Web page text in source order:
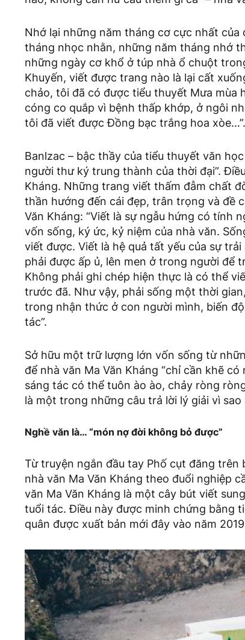
Nhớ lại những năm tháng cơ cực nhất
tháng nhọc nhằn, những năm tháng nhớ
những ngày cơ khổ ở túp nhà ổ chuột
Khuyến, viết được trang nào là lại cất
chảo, tôi đã có được tiểu thuyết Mưa mùa
cóng co quắp vì bệnh thấp khớp, ở ngôi
tôi đã viết được Đồng bạc trắng hoa xòe…”.
Banlzac – bậc thầy của tiểu thuyết văn
người thư ký trung thành của thời đại”.
Kháng. Những trang viết thấm đẫm chất
thần hướng đến cái đẹp, trân trọng và đề
Văn Kháng: “Viết là sự ngẫu hứng có tính
vốn sống, ký ức, kỷ niệm của nhà văn.
viết được. Viết là hệ quả tất yếu của sự
phải được ấp ủ, lên men ở trong người để
Không phải ghi chép hiện thực là có thể
trước đã. Như vậy, phải sống một thời
trong nhận thức ở con người mình, biến
tác”.
Sở hữu một trữ lượng lớn vốn sống từ
để nhà văn Ma Văn Kháng “chỉ cần khẽ
sáng tác có thể tuôn ào ào, chảy ròng
là một trong những câu trả lời lý giải vì
Nghề văn là… “món nợ đời không bỏ được”
Từ truyện ngắn đầu tay Phố cụt đăng trên
nhà văn Ma Văn Kháng theo đuổi nghiệp
văn Ma Văn Kháng là một cây bút viết
tuổi tác. Điều này được minh chứng bằng
quân được xuất bản mới đây vào năm